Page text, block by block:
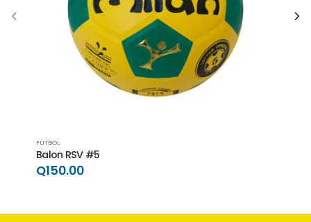
FÚTBOL
Balon RSV #5
Q150.00